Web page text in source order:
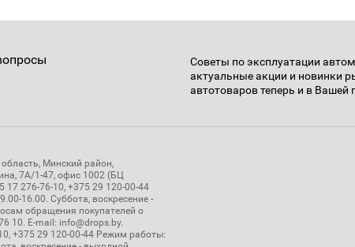
Советы по эксплуатации
актуальные акции и новинки
автотоваров теперь и в Вашей
Минский район,
7А/1-47, офис 1002 (БЦ
276-76-10, +375 29 120-00-44
16.00. Суббота, воскресение -
обращения покупателей о
10. E-mail: info@drops.by.
+375 29 120-00-44 Режим работы: